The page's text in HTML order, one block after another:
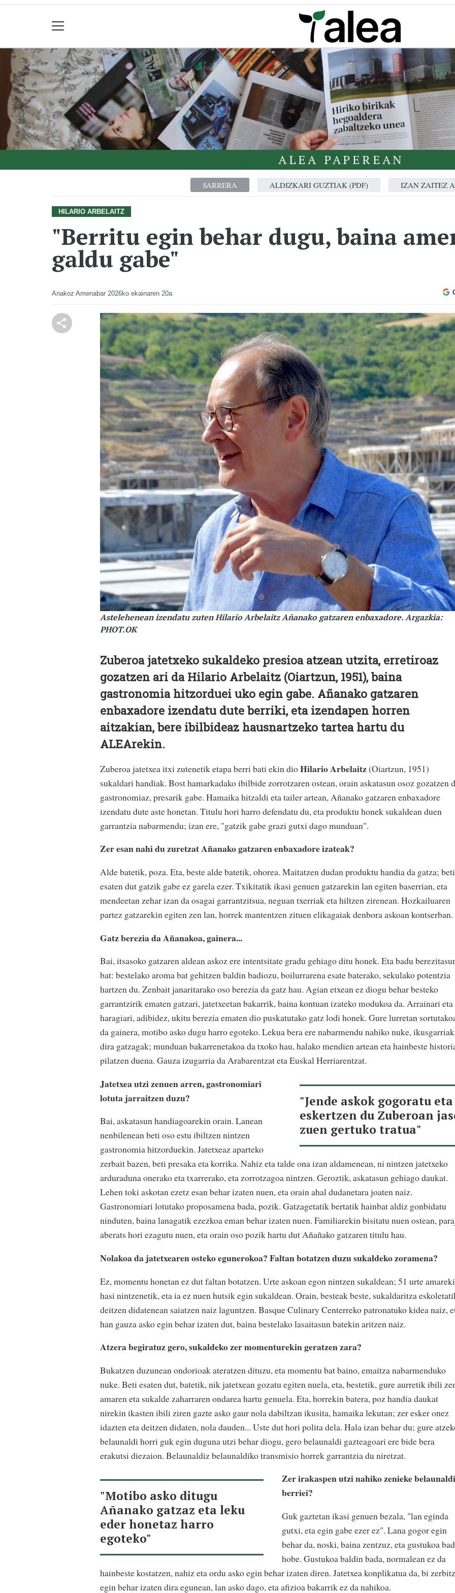
ALEA PAPEREAN
SARRERA ALDIZKARI GUZTIAK (PDF) IZAN ZAITEZ
HILARIO ARBELAITZ
"Berritu egin behar dugu, baina
galdu gabe"
Anakoz Amenabar 2026ko ekainaren 20a
Astelehenean izendatu zuten Hilario Arbelaitz Añanako gatzaren enbaxadore. Argazkia:
PHOT.OK
Zuberoa jatetxeko sukaldeko presioa atzean utzita, erretiroaz
gozatzen ari da Hilario Arbelaitz (Oiartzun, 1951), baina
gastronomia hitzorduei uko egin gabe. Añanako gatzaren
enbaxadore izendatu dute berriki, eta izendapen horren
aitzakian, bere ibilbideaz hausnartzeko tartea hartu du
ALEArekin.
Zuberoa jatetxea itxi zutenetik etapa berri bati ekin dioHilario Arbelaitz(Oiartzun, 1951)
sukaldari handiak. Bost hamarkadako ibilbide zorrotzaren ostean, orain askatasun osoz gozatzen
gastronomiaz, presarik gabe. Hamaika hitzaldi eta tailer artean, Añanako gatzaren enbaxadore
izendatu dute aste honetan. Titulu hori harro defendatu du, eta produktu honek sukaldean duen
garrantzia nabarmendu; izan ere, "gatzik gabe grazi gutxi dago munduan".
Zer esan nahi du zuretzat Añanako gatzaren enbaxadore izateak?
Alde batetik, poza. Eta, beste alde batetik, ohorea. Maitatzen dudan produktu handia da gatza; beti
esaten dut gatzik gabe ez garela ezer. Txikitatik ikasi genuen gatzarekin lan egiten baserrian, eta
mendeetan zehar izan da osagai garrantzitsua, neguan txerriak eta hiltzen zirenean. Hozkailuaren
partez gatzarekin egiten zen lan, horrek mantentzen zituen elikagaiak denbora askoan kontserban.
Gatz berezia da Añanakoa, gainera...
Bai, itsasoko gatzaren aldean askoz ere intentsitate gradu gehiago ditu honek. Eta badu
bat: bestelako aroma bat gehitzen baldin badiozu, boilurrarena esate baterako, sekulako potentzia
hartzen du. Zenbait janaritarako oso berezia da gatz hau. Agian etxean ez diogu behar besteko
garrantzirik ematen gatzari, jatetxeetan bakarrik, baina kontuan izateko modukoa da. Arrainari eta
haragiari, adibidez, ukitu berezia ematen dio puskatutako gatz lodi honek. Gure lurretan
da gainera, motibo asko dugu harro egoteko. Lekua bera ere nabarmendu nahiko nuke, ikusgarriak
dira gatzagak; munduan bakarrenetakoa da txoko hau, halako mendien artean eta hainbeste
pilatzen duena. Gauza izugarria da Arabarentzat eta Euskal Herriarentzat.
"Jende askok gogoratu eta
eskertzen du Zuberoan
zuen gertuko tratua"
Jatetxea utzi zenuen arren, gastronomiari
lotuta jarraitzen duzu?
Bai, askatasun handiagoarekin orain. Lanean
nenbilenean beti oso estu ibiltzen nintzen
gastronomia hitzorduekin. Jatetxeaz aparteko
zerbait bazen, beti presaka eta korrika. Nahiz eta talde ona izan aldamenean, ni nintzen jatetxeko
arduraduna onerako eta txarrerako, eta zorrotzagoa nintzen. Geroztik, askatasun gehiago daukat.
Lehen toki askotan ezetz esan behar izaten nuen, eta orain ahal dudanetara joaten naiz.
Gastronomiari lotutako proposamena bada, pozik. Gatzagetatik bertatik hainbat aldiz gonbidatu
ninduten, baina lanagatik ezezkoa eman behar izaten nuen. Familiarekin bisitatu nuen ostean,
aberats hori ezagutu nuen, eta orain oso pozik hartu dut Añañako gatzaren titulu hau.
Nolakoa da jatetxearen osteko egunerokoa? Faltan botatzen duzu sukaldeko zoramena?
Ez, momentu honetan ez dut faltan botatzen. Urte askoan egon nintzen sukaldean; 51 urte
hasi nintzenetik, eta ia ez nuen hutsik egin sukaldean. Orain, besteak beste, sukaldaritza
deitzen didatenean saiatzen naiz laguntzen. Basque Culinary Centerreko patronatuko kidea naiz,
han gauza asko egin behar izaten dut, baina bestelako lasaitasun batekin aritzen naiz.
Atzera begiratuz gero, sukaldeko zer momenturekin geratzen zara?
Bukatzen duzunean ondorioak ateratzen dituzu, eta momentu bat baino, emaitza nabarmenduko
nuke. Beti esaten dut, batetik, nik jatetxean gozatu egiten nuela, eta, bestetik, gure aurretik ibili
amaren eta sukalde zaharraren ondarea hartu genuela. Eta, horrekin batera, poz handia daukat
nirekin ikasten ibili ziren gazte asko gaur nola dabiltzan ikusita, hamaika lekutan; zer esker onez
idazten eta deitzen didaten, nola dauden... Uste dut hori polita dela. Hala izan behar du; gure
belaunaldi horri guk egin duguna utzi behar diogu, gero belaunaldi gazteagoari ere bide bera
erakutsi diezaion. Belaunaldiz belaunaldiko transmisio horrek garrantzia du niretzat.
"Motibo asko ditugu
Añanako gatzaz eta leku
eder honetaz harro
egoteko"
Zer irakaspen utzi nahiko zenieke belaunaldi
berriei?
Guk gaztetan ikasi genuen bezala, "lan eginda
gutxi, eta egin gabe ezer ez". Lana gogor egin
behar da, noski, baina zentzuz, eta gustukoa
hobe. Gustukoa baldin bada, normalean ez da
hainbeste kostatzen, nahiz eta ordu asko egin behar izaten diren. Jatetxea konplikatua da, bi
egin behar izaten dira egunean, lan asko dago, eta afizioa bakarrik ez da nahikoa.